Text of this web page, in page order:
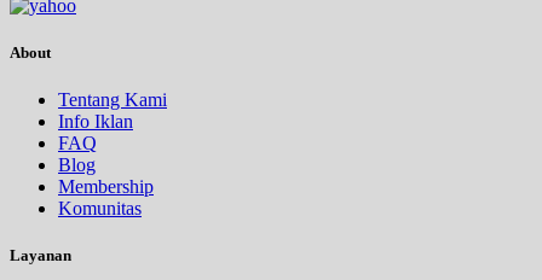
About
Tentang Kami
Info Iklan
FAQ
Blog
Membership
Komunitas
Layanan